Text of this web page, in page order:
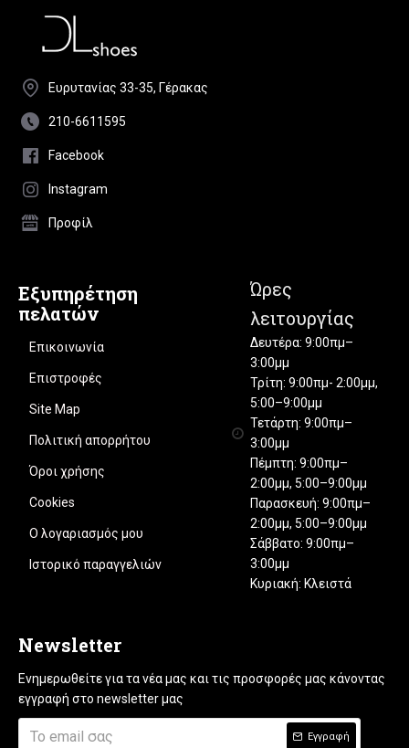
Ευρυτανίας 33-35, Γέρακας
210-6611595
Facebook
Instagram
Προφίλ
Εξυπηρέτηση
πελατών
Επικοινωνία
Επιστροφές
Site Map
Πολιτική απορρήτου
Όροι χρήσης
Cookies
Ο λογαριασμός μου
Ιστορικό παραγγελιών
Ώρες
λειτουργίας
Δευτέρα: 9:00πμ–
3:00μμ
Τρίτη: 9:00πμ- 2:00μμ,
5:00–9:00μμ
Τετάρτη: 9:00πμ–
3:00μμ
Πέμπτη: 9:00πμ–
2:00μμ, 5:00–9:00μμ
Παρασκευή: 9:00πμ–
2:00μμ, 5:00–9:00μμ
Σάββατο: 9:00πμ–
3:00μμ
Κυριακή: Κλειστά
Newsletter
Ενημερωθείτε για τα νέα μας και τις προσφορές μας κάνοντας
εγγραφή στο newsletter μας
Εγγραφή